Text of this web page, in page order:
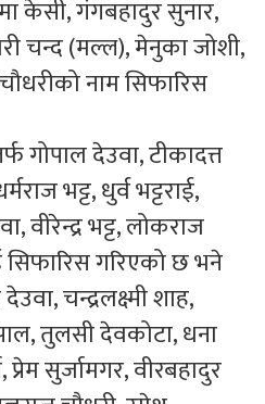
केसी, गंगबहादुर सुनार,
चन्द (मल्ल), मेनुका जोशी,
नाम सिफारिस
गोपाल देउवा, टीकादत्त
भट्ट, धुर्व भट्टराई,
वीरेन्द्र भट्ट, लोकराज
गरिएको छ भने
चन्द्रलक्ष्मी शाह,
तुलसी देवकोटा, धना
प्रेम सुर्जामगर, वीरबहादुर